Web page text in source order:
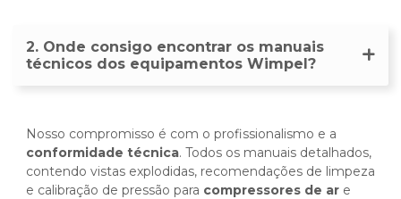
2. Onde consigo encontrar os manuais
técnicos dos equipamentos Wimpel?
Nosso compromisso é com o profissionalismo e a
conformidade técnica. Todos os manuais detalhados,
contendo vistas explodidas, recomendações de limpeza
e calibração de pressão para compressores de ar e